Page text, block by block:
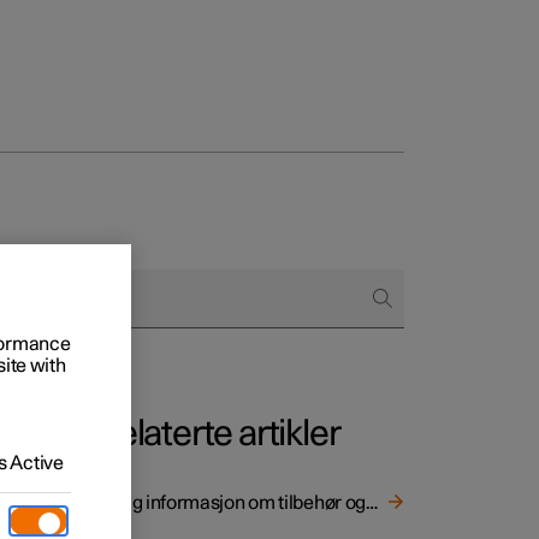
du
Relaterte artikler
Viktig informasjon om tilbehør og ekstrautstyr
with
Active